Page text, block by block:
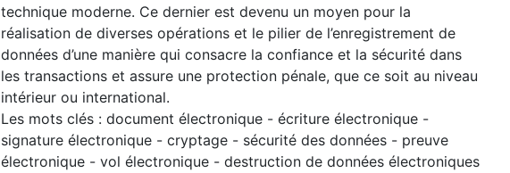
technique moderne. Ce dernier est devenu un moyen pour la
réalisation de diverses opérations et le pilier de l’enregistrement de
données d’une manière qui consacre la confiance et la sécurité dans
les transactions et assure une protection pénale, que ce soit au niveau
intérieur ou international.
Les mots clés : document électronique - écriture électronique -
signature électronique - cryptage - sécurité des données - preuve
électronique - vol électronique - destruction de données électroniques